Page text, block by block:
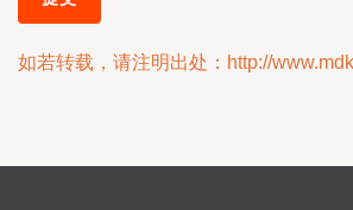
如若转载，请注明出处：http://